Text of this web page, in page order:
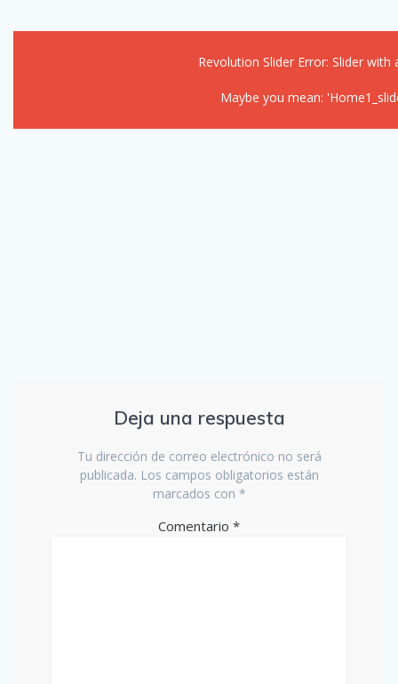
Revolution Slider Error: Slider with
Maybe you mean:
Deja una respuesta
Tu dirección de correo electrónico no será
publicada. Los campos obligatorios están
marcados con *
Comentario *